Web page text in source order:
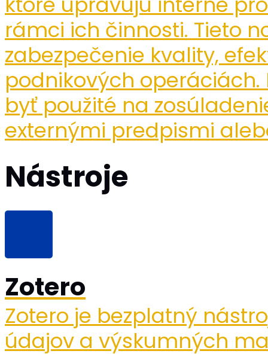
rámci ich činnosti. Tieto
zabezpečenie kvality,
podnikových operáciách.
byť použité na
externými predpismi
Nástroje
Zotero
Zotero je bezplatný
údajov a výskumných